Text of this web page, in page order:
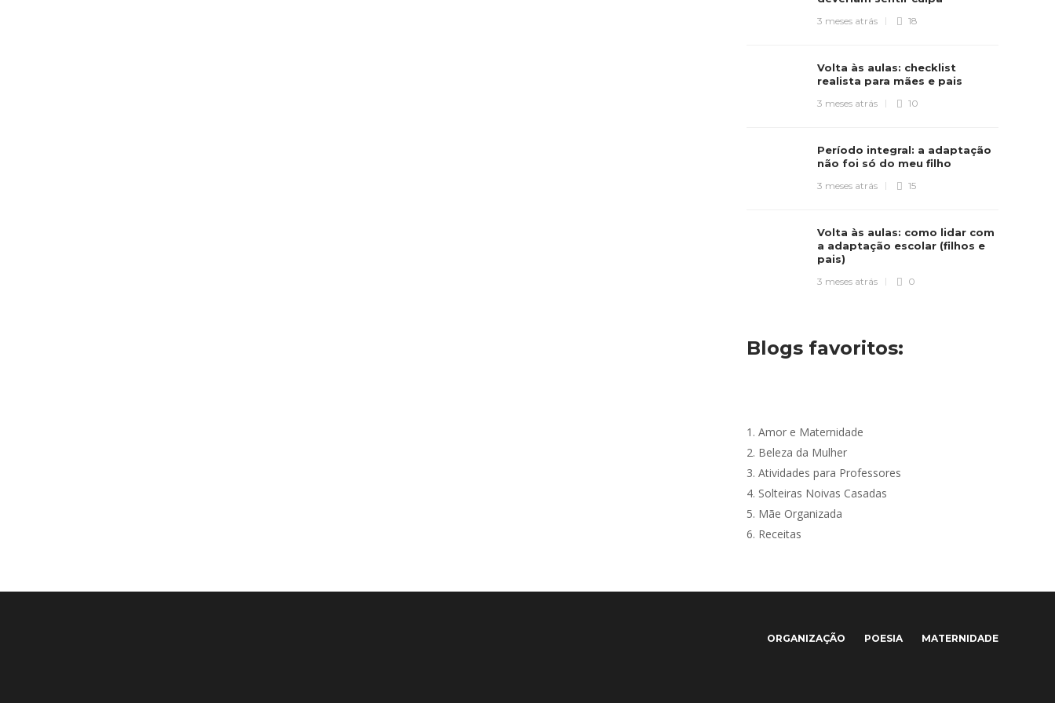
3 meses atrás 18
Volta às aulas: checklist
realista para mães e pais
3 meses atrás 10
Período integral: a adaptação
não foi só do meu filho
3 meses atrás 15
Volta às aulas: como lidar com
a adaptação escolar (filhos e
pais)
3 meses atrás 0
Blogs favoritos:
1.Amor e Maternidade
2. Beleza da Mulher
3.Atividades para Professores
4. Solteiras Noivas Casadas
5. Mãe Organizada
6. Receitas
ORGANIZAÇÃO POESIA MATERNIDADE